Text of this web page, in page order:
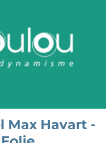
Max Havart -